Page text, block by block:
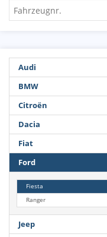
Fahrzeugnr.
Audi
BMW
Citroën
Dacia
Fiat
Ford
Fiesta
Ranger
Jeep